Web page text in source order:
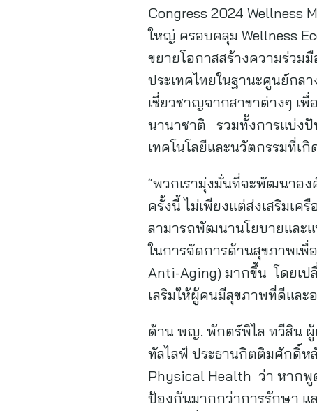
Congress 2024 Wellness
ใหญ่ ครอบคลุม Wellness
ขยายโอกาสสร้างความร่วม
ประเทศไทยในฐานะศูนย์กล
เชี่ยวชาญจากสาขาต่างๆ เ
นานาชาติ รวมทั้งการแบ่งปั
เทคโนโลยีและนวัตกรรมที่เ
“พวกเรามุ่งมั่นที่จะพัฒนาอง
ครั้งนี้ ไม่เพียงแต่ส่งเสริมเ
สามารถพัฒนานโยบายและแ
ในการจัดการด้านสุขภาพเ
Anti-Aging) มากขึ้น โดยเป
เสริมให้ผู้คนมีสุขภาพที่ดีและ
ด้าน พญ. พักตร์พิไล ทวีสิน ผู้
ทัลไลฟ์ ประธานกิตติมศักดิ์ห
Physical Health ว่า หากพู
ป้องกันมากกว่าการรักษา แ